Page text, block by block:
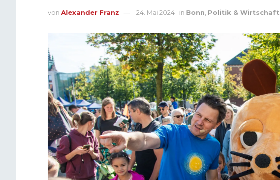
von Alexander Franz 24. Mai 2024 in Bonn, Politik & Wirtschaft